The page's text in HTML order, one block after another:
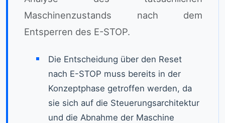
Maschinenzustands nach dem
Entsperren des E-STOP.
Die Entscheidung über den Reset
nach E-STOP muss bereits in der
Konzeptphase getroffen werden, da
sie sich auf die Steuerungsarchitektur
und die Abnahme der Maschine